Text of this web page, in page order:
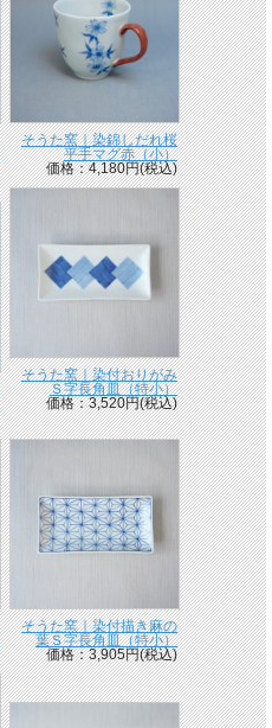
そうた窯｜染錦しだれ桜
平手マグ赤（小）
価格：4,180円(税込)
そうた窯｜染付おりがみ
Ｓ字長角皿（特小）
価格：3,520円(税込)
そうた窯｜染付描き麻の
葉Ｓ字長角皿（特小）
価格：3,905円(税込)